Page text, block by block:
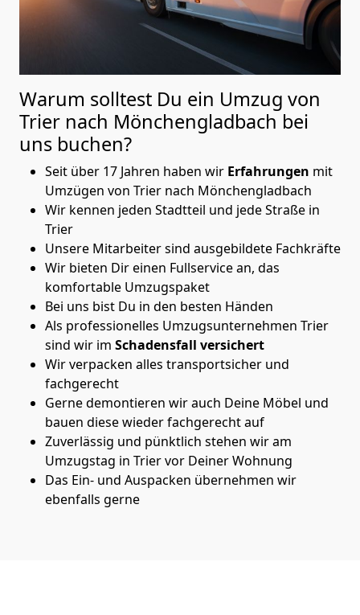
Warum solltest Du ein Umzug von
Trier nach Mönchen­gladbach bei
uns buchen?
Seit über 17 Jahren haben wir Erfahrungen mit
Umzügen von Trier nach Mönchen­gladbach
Wir kennen jeden Stadtteil und jede Straße in
Trier
Unsere Mitarbeiter sind ausgebildete Fachkräfte
Wir bieten Dir einen Fullservice an, das
komfortable Umzugspaket
Bei uns bist Du in den besten Händen
Als professionelles Umzugsunternehmen Trier
sind wir im Schadensfall versichert
Wir verpacken alles transportsicher und
fachgerecht
Gerne demontieren wir auch Deine Möbel und
bauen diese wieder fachgerecht auf
Zuverlässig und pünktlich stehen wir am
Umzugstag in Trier vor Deiner Wohnung
Das Ein- und Auspacken übernehmen wir
ebenfalls gerne